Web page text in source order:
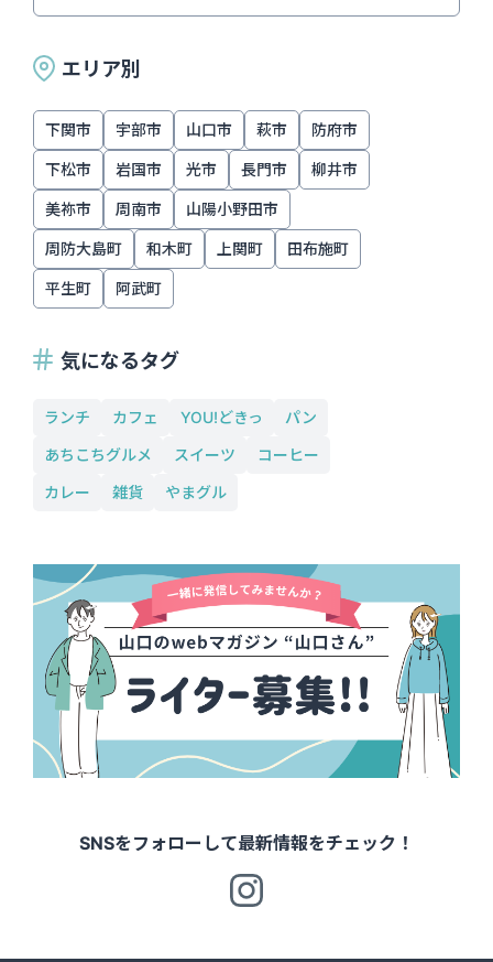
エリア別
下関市 宇部市 山口市 萩市 防府市
下松市 岩国市 光市 長門市 柳井市
美祢市 周南市 山陽小野田市
周防大島町 和木町 上関町 田布施町
平生町 阿武町
気になるタグ
ランチ カフェ YOU!どきっ
パン
あちこちグルメ
スイーツ
コーヒー
カレー
雑貨 やまグル
SNSをフォローして最新情報をチェック！